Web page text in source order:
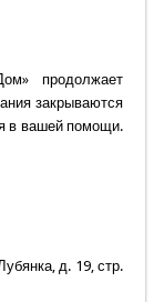
продолжает
закрываются
в вашей помощи.
д. 19, стр.